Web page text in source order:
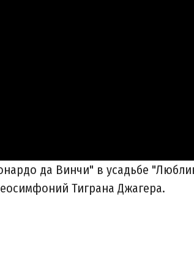
да Винчи" в усадьбе
Тиграна Джагера.